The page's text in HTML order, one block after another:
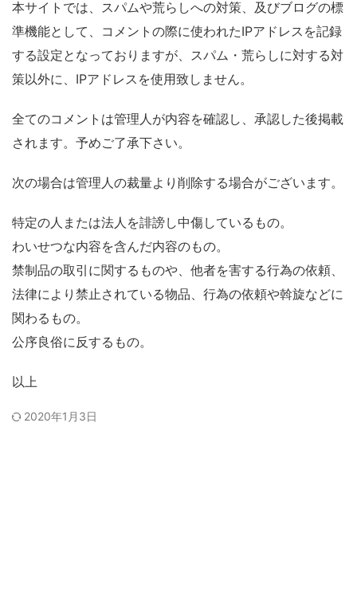
本サイトでは、スパムや荒らしへの対策、及びブログの標
準機能として、コメントの際に使われたIPアドレスを記録
する設定となっておりますが、スパム・荒らしに対する対
策以外に、IPアドレスを使用致しません。
全てのコメントは管理人が内容を確認し、承認した後掲載
されます。予めご了承下さい。
次の場合は管理人の裁量より削除する場合がございます。
特定の人または法人を誹謗し中傷しているもの。
わいせつな内容を含んだ内容のもの。
禁制品の取引に関するものや、他者を害する行為の依頼、
法律により禁止されている物品、行為の依頼や斡旋などに
関わるもの。
公序良俗に反するもの。
以上
2020年1月3日